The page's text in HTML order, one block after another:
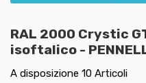
RAL 2000 Crystic
isoftalico -
A disposizione 10 Articoli